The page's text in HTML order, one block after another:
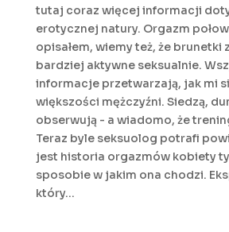
tutaj coraz więcej informacji
erotycznej natury. Orgazm
opisałem, wiemy też, że brunetki
bardziej aktywne seksualnie.
informacje przetwarzają, jak mi
większości mężczyźni. Siedzą,
obserwują - a wiadomo, że
Teraz byle seksuolog potrafi
jest historia orgazmów kobiety
sposobie w jakim ona chodzi.
który...